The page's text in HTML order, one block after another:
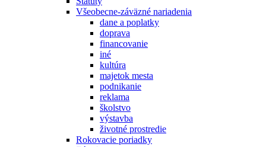
Všeobecne-záväzné nariadenia
dane a poplatky
doprava
financovanie
iné
kultúra
majetok mesta
podnikanie
reklama
školstvo
výstavba
životné prostredie
Rokovacie poriadky